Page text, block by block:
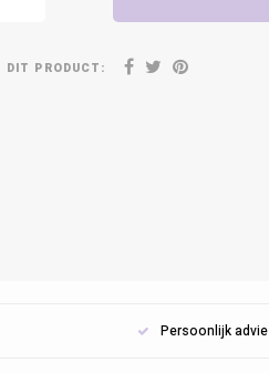
DIT PRODUCT:
Persoonlijk